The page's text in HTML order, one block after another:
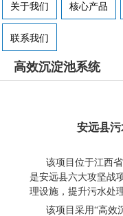
关于我们 核心产品
联系我们
高效沉淀池系统
安远县污
该项目位于江西省
是安远县六大攻坚战
理设施，提升污水处
该项目采用“高效